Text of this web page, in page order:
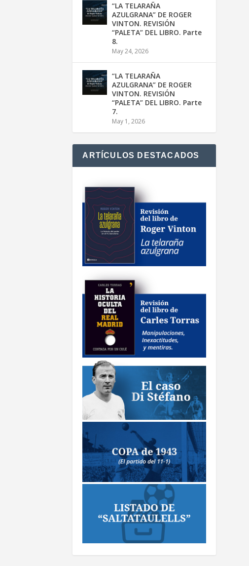
“LA TELARAÑA
AZULGRANA” DE ROGER
VINTON. REVISIÓN
“PALETA” DEL LIBRO. Parte
8.
May 24, 2026
“LA TELARAÑA
AZULGRANA” DE ROGER
VINTON. REVISIÓN
“PALETA” DEL LIBRO. Parte
7.
May 1, 2026
ARTÍCULOS DESTACADOS